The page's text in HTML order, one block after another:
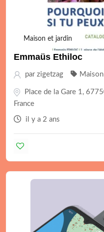
Maison et jardin
Emmaüs Ethiloc
par zigetzag
Place de la Gare 1,
France
il y a 2 ans